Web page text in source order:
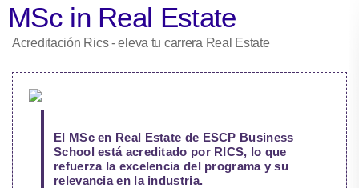
MSc in Real Estate
Acreditación Rics - eleva tu carrera Real Estate
El MSc en Real Estate de ESCP Business
School está acreditado por RICS, lo que
refuerza la excelencia del programa y su
relevancia en la industria.